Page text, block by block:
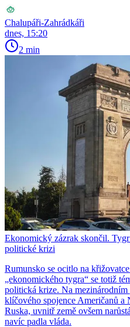
Chalupáři-Zahrádkáři
dnes, 15:20
2 min
Ekonomický zázrak skončil.
politické krizi
Rumunsko se ocitlo na
„ekonomického tygra“ se totiž
politická krize. Na
klíčového spojence Američanů
Ruska, uvnitř země ovšem
navíc padla vláda.